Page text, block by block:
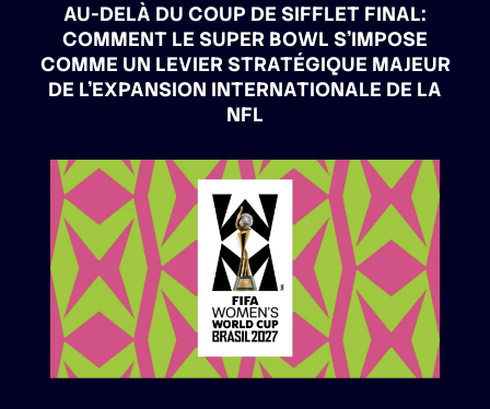
AU-DELÀ DU COUP DE SIFFLET FINAL:
COMMENT LE SUPER BOWL S’IMPOSE
COMME UN LEVIER STRATÉGIQUE MAJEUR
DE L’EXPANSION INTERNATIONALE DE LA
NFL